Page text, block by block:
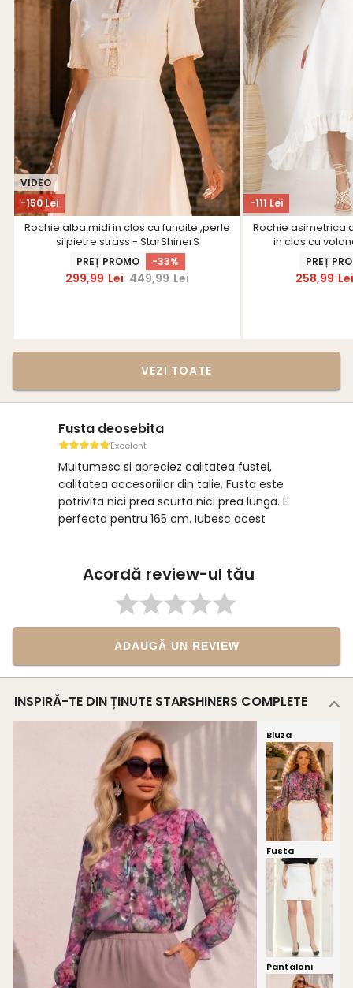
-150 Lei
VIDEO
Rochie alba midi in clos cu fundite ,perle
si pietre strass - StarShinerS
PREȚ PROMO -33%
299,99 Lei 449,99 Lei
-111 Lei
Rochie asimetrica
in clos cu
PREȚ
258,99
VEZI TOATE
Fusta deosebita
Excelent
Multumesc si apreciez calitatea fustei,
calitatea accesoriilor din talie. Fusta este
potrivita nici prea scurta nici prea lunga. E
perfecta pentru 165 cm. Iubesc acest
Acordă review-ul tău
ADAUGĂ UN REVIEW
INSPIRĂ-TE DIN ȚINUTE STARSHINERS COMPLETE
Bluza
Fusta
Pantaloni